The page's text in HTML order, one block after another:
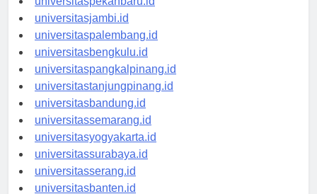
universitaspekanbaru.id
universitasjambi.id
universitaspalembang.id
universitasbengkulu.id
universitaspangkalpinang.id
universitastanjungpinang.id
universitasbandung.id
universitassemarang.id
universitasyogyakarta.id
universitassurabaya.id
universitasserang.id